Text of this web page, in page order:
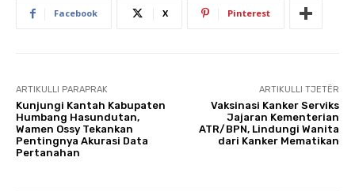
Facebook X Pinterest
ARTIKULLI PARAPRAK
Kunjungi Kantah Kabupaten
Humbang Hasundutan,
Wamen Ossy Tekankan
Pentingnya Akurasi Data
Pertanahan
ARTIKULLI TJETËR
Vaksinasi Kanker Serviks
Jajaran Kementerian
ATR/BPN, Lindungi Wanita
dari Kanker Mematikan